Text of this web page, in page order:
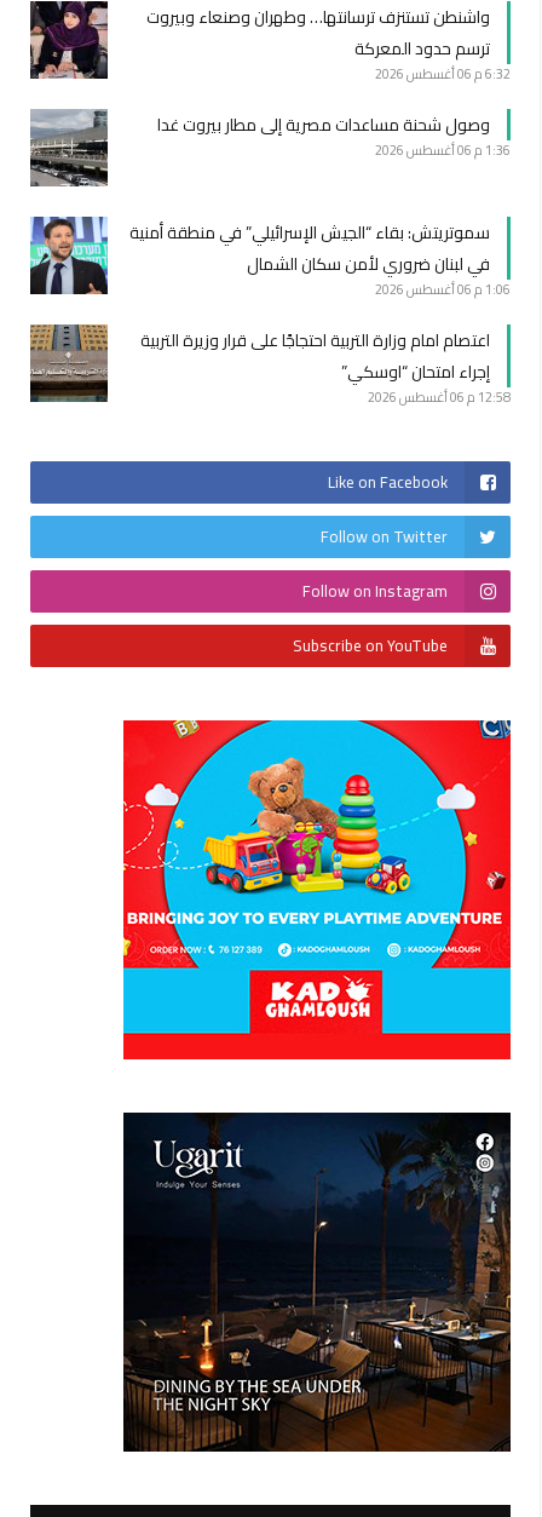
واشنطن تستنزف ترسانتها… وطهران وصنعاء وبيروت
ترسم حدود المعركة
6:32 م 06 أغسطس 2026
وصول شحنة مساعدات مصرية إلى مطار بيروت غدا
1:36 م 06 أغسطس 2026
سموتريتش: بقاء “الجيش الإسرائيلي” في منطقة أمنية
في لبنان ضروري لأمن سكان الشمال
1:06 م 06 أغسطس 2026
اعتصام امام وزارة التربية احتجاجًا على قرار وزيرة التربية
إجراء امتحان “اوسكي”
12:58 م 06 أغسطس 2026
Like on Facebook
Follow on Twitter
Follow on Instagram
Subscribe on YouTube